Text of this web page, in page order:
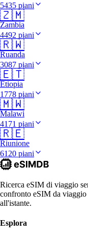
5435 piani
🇿🇲
Zambia
4492 piani
🇷🇼
Ruanda
3087 piani
🇪🇹
Etiopia
1778 piani
🇲🇼
Malawi
4171 piani
🇷🇪
Riunione
6120 piani
Ricerca eSIM di viaggio
confronto eSIM da
all'istante.
Esplora